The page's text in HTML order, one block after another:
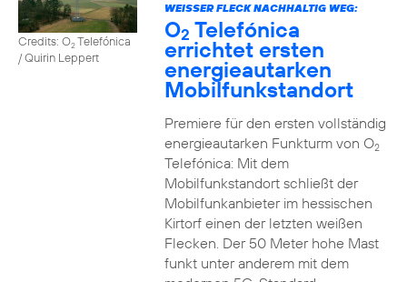
Credits: O2Telefónica
/ Quirin Leppert
WEISSER FLECK NACHHALTIG WEG:
O2 Telefónica
errichtet ersten
energieautarken
Mobilfunkstandort
Premiere für den ersten vollständig
energieautarken Funkturm von O2
Telefónica: Mit dem
Mobilfunkstandort schließt der
Mobilfunkanbieter im hessischen
Kirtorf einen der letzten weißen
Flecken. Der 50 Meter hohe Mast
funkt unter anderem mit dem